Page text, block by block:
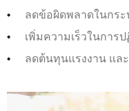
ลดข้อผิดพลาดในกร
เพิ่มความเร็วในการ
ลดต้นทุนแรงงาน แล